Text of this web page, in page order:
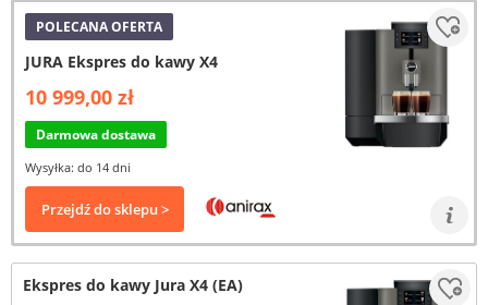
POLECANA OFERTA
JURA Ekspres do kawy X4
10 999,00 zł
Darmowa dostawa
Wysyłka: do 14 dni
Przejdź do sklepu >
Ekspres do kawy Jura X4 (EA)